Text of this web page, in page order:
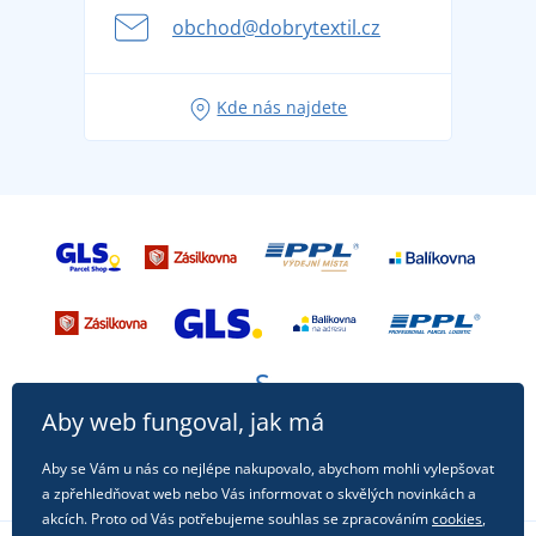
se na dovolenou bez starostí
Tipy na svěží outfity pro pohodové léto
obchod@dobrytextil.cz
Kde nás najdete
Aby web fungoval, jak má
Aby se Vám u nás co nejlépe nakupovalo, abychom mohli vylepšovat
a zpřehledňovat web nebo Vás informovat o skvělých novinkách a
akcích. Proto od Vás potřebujeme souhlas se zpracovánímcookies,